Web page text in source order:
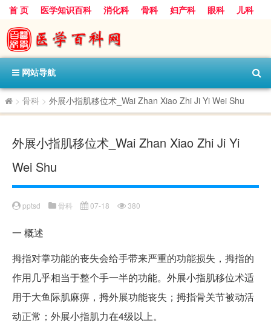
首 页 医学知识百科 消化科 骨科 妇产科 眼科
儿科
心血管病科
呼吸科 神经科
内分泌科
口腔科
网站导航
> 骨科 > 外展小指肌移位术_Wai Zhan Xiao Zhi Ji Yi Wei Shu
外展小指肌移位术_Wai Zhan Xiao Zhi Ji Yi
Wei Shu
pptsd 骨科 07-18 380
一 概述
拇指对掌功能的丧失会给手带来严重的功能损失，拇指的
作用几乎相当于整个手一半的功能。外展小指肌移位术适
用于大鱼际肌麻痹，拇外展功能丧失；拇指骨关节被动活
动正常；外展小指肌力在4级以上。